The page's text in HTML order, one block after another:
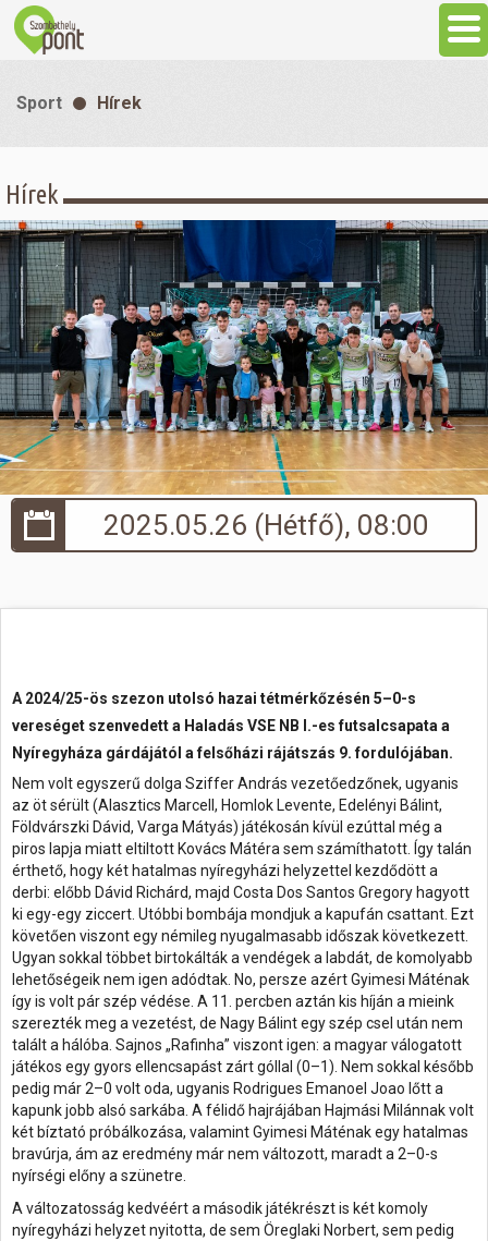
Látnivalók
Gasztronómia
Szállás
Sport
Szabadidő
Hasznos
Sport Hírek
Hírek
2025.05.26 (Hétfő), 08:00
A 2024/25-ös szezon utolsó hazai tétmérkőzésén 5–0-s
vereséget szenvedett a Haladás VSE NB I.-es futsalcsapata a
Nyíregyháza gárdájától a felsőházi rájátszás 9. fordulójában.
Nem volt egyszerű dolga Sziffer András vezetőedzőnek, ugyanis
az öt sérült (Alasztics Marcell, Homlok Levente, Edelényi Bálint,
Földvárszki Dávid, Varga Mátyás) játékosán kívül ezúttal még a
piros lapja miatt eltiltott Kovács Mátéra sem számíthatott. Így talán
érthető, hogy két hatalmas nyíregyházi helyzettel kezdődött a
derbi: előbb Dávid Richárd, majd Costa Dos Santos Gregory hagyott
ki egy-egy ziccert. Utóbbi bombája mondjuk a kapufán csattant. Ezt
követően viszont egy némileg nyugalmasabb időszak következett.
Ugyan sokkal többet birtokálták a vendégek a labdát, de komolyabb
lehetőségeik nem igen adódtak. No, persze azért Gyimesi Máténak
így is volt pár szép védése. A 11. percben aztán kis híján a mieink
szerezték meg a vezetést, de Nagy Bálint egy szép csel után nem
talált a hálóba. Sajnos „Rafinha” viszont igen: a magyar válogatott
játékos egy gyors ellencsapást zárt góllal (0–1). Nem sokkal később
pedig már 2–0 volt oda, ugyanis Rodrigues Emanoel Joao lőtt a
kapunk jobb alsó sarkába. A félidő hajrájában Hajmási Milánnak volt
két bíztató próbálkozása, valamint Gyimesi Máténak egy hatalmas
bravúrja, ám az eredmény már nem változott, maradt a 2–0-s
nyírségi előny a szünetre.
A változatosság kedvéért a második játékrészt is két komoly
nyíregyházi helyzet nyitotta, de sem Öreglaki Norbert, sem pedig